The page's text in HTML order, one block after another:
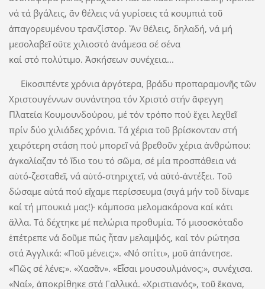
νά τά βγάλεις, ἄν θέλεις νά γυρίσεις τά κουμπιά τοῦ
ἀπαγορευμένου τρανζίστορ. Ἄν θέλεις, δηλαδή, νά μή
μεσολαβεῖ οὔτε χιλιοστό ἀνάμεσα σέ σένα
καί στό πολύτιμο. Ἀσκήσεων συνέχεια...
Εἰκοσιπέντε χρόνια ἀργότερα, βράδυ προπαραμονῆς τῶν
Χριστουγέννων συνάντησα τόν Χριστό στήν ἄφεγγη
Πλατεία Κουμουνδούρου, μέ τόν τρόπο πού ἔχει λεχθεῖ
πρίν δύο χιλιάδες χρόνια. Τά χέρια τοῦ βρίσκονταν στή
χειρότερη στάση πού μπορεῖ νά βρεθοῦν χέρια ἀνθρώπου:
ἀγκαλίαζαν τό ἴδιο του τό σῶμα, σέ μία προσπάθεια νά
αὐτό-ζεσταθεῖ, νά αὐτό-στηριχτεῖ, νά αὐτό-ἀντέξει. Τοῦ
δώσαμε αὐτά πού εἴχαμε περίσσευμα (σιγά μήν τοῦ δίναμε
καί τή μπουκιά μας!)· κάμποσα μελομακάρονα καί κάτι
ἄλλα. Τά δέχτηκε μέ πελώρια προθυμία. Τό μισοσκόταδο
ἐπέτρεπε νά δοῦμε πώς ἦταν μελαμψός, καί τόν ρώτησα
στά Ἀγγλικά: «Ποῦ μένεις;». «Νό σπίτι», μοῦ ἀπάντησε.
«Πῶς σέ λένε;». «Χασᾶν». «Εἶσαι μουσουλμάνος;», συνέχισα.
«Ναί», ἀποκρίθηκε στά Γαλλικά. «Χριστιανός», τοῦ ἔκανα,